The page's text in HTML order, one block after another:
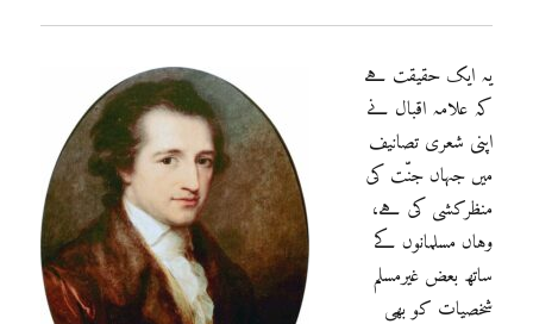
یہ ایک حقیقت ہے
کہ علامہ اقبال نے
اپنی شعری تصانیف
میں جہاں جنّت کی
منظرکشی کی ہے،
وہاں مسلمانوں کے
ساتھ بعض غیرمسلم
شخصیات کو بھی